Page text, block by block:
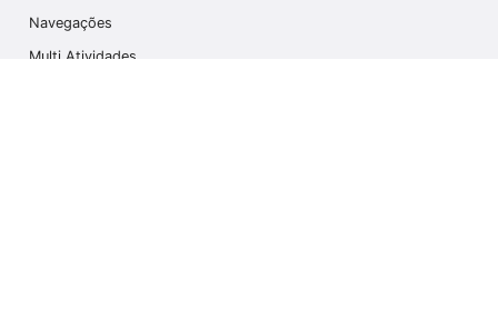
Navegações
Multi Atividades